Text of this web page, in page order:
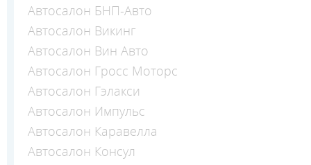
Автосалон БНП-Авто
Автосалон Викинг
Автосалон Вин Авто
Автосалон Гросс Моторс
Автосалон Гэлакси
Автосалон Импульс
Автосалон Каравелла
Автосалон Консул